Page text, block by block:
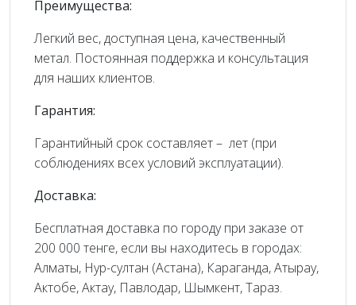
Преимущества:
Легкий вес, доступная цена, качественный
метал. Постоянная поддержка и консультация
для наших клиентов.
Гарантия:
Гарантийный срок составляет – лет (при
соблюдениях всех условий эксплуатации).
Доставка:
Бесплатная доставка по городу при заказе от
200 000 тенге, если вы находитесь в городах:
Алматы, Нур-султан (Астана), Караганда, Атырау,
Актобе, Актау, Павлодар, Шымкент, Тараз.